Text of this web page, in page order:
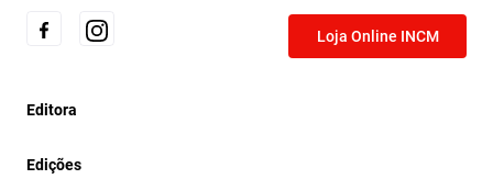
Loja Online INCM
Editora
Edições